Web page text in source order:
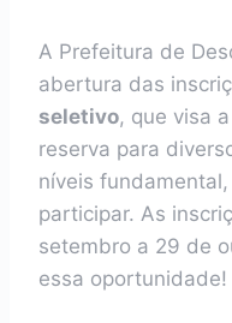
A Prefeitura de
abertura das
seletivo, que visa
reserva para
níveis
participar. As
setembro a 29 de
essa oportunidade!